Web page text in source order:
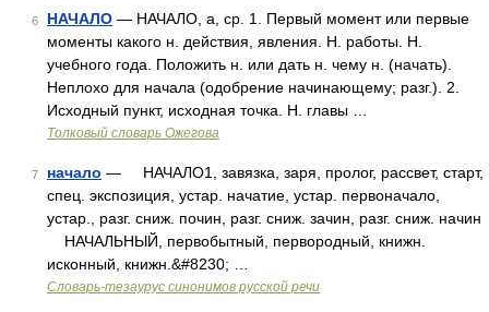
6 НАЧАЛО — НАЧАЛО, а, ср. 1. Первый момент или первые
моменты какого н. действия, явления. Н. работы. Н.
учебного года. Положить н. или дать н. чему н. (начать).
Неплохо для начала (одобрение начинающему; разг.). 2.
Исходный пункт, исходная точка. Н. главы …
Толковый словарь Ожегова
7 начало — НАЧАЛО1, завязка, заря, пролог, рассвет, старт,
спец. экспозиция, устар. начатие, устар. первоначало,
устар., разг. сниж. почин, разг. сниж. зачин, разг. сниж. начин
НАЧАЛЬНЫЙ, первобытный, первородный, книжн.
исконный, книжн.&#8230; …
Словарь-тезаурус синонимов русской речи